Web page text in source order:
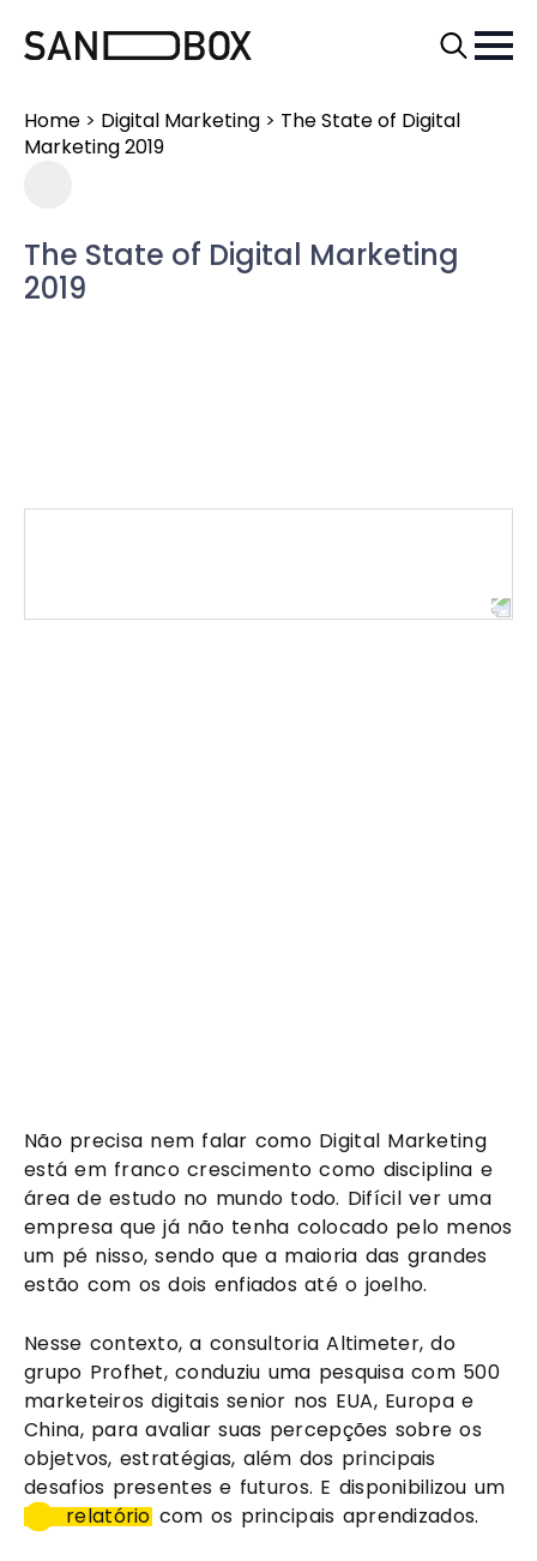
Home > Digital Marketing > The State of Digital
Marketing 2019
The State of Digital Marketing
2019
Não precisa nem falar como Digital Marketing
está em franco crescimento como disciplina e
área de estudo no mundo todo. Difícil ver uma
empresa que já não tenha colocado pelo menos
um pé nisso, sendo que a maioria das grandes
estão com os dois enfiados até o joelho.
Nesse contexto, a consultoria Altimeter, do
grupo Profhet, conduziu uma pesquisa com 500
marketeiros digitais senior nos EUA, Europa e
China, para avaliar suas percepções sobre os
objetvos, estratégias, além dos principais
desafios presentes e futuros. E disponibilizou um
relatório com os principais aprendizados.